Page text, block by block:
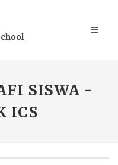
SISWA -
ICS